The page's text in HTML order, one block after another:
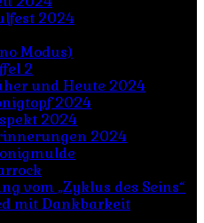
2024
Modus)
2
und Heute 2024
2024
2024
2024
vom „Zyklus des Seins“
mit Dankbarkeit